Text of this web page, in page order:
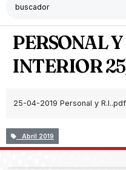
PERSONAL
INTERIOR
25-04-2019 Personal y R.I..pdf
Abril 2019